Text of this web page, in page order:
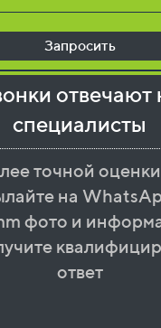
Запросить
специалисты
точной
на
фото и
ответ